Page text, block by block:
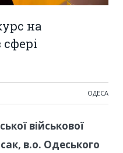
на
ОДЕСА
військової
в.о. Одеського